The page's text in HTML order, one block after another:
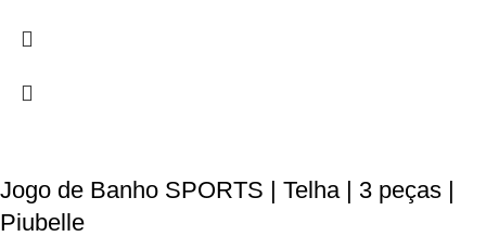
Jogo de Banho SPORTS | Telha | 3 peças |
Piubelle